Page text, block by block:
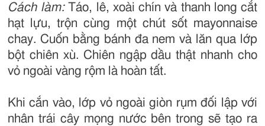
Cách làm:Táo, lê, xoài chín và thanh long cắt
hạt lựu, trộn cùng một chút sốt mayonnaise
chay. Cuốn bằng bánh đa nem và lăn qua lớp
bột chiên xù. Chiên ngập dầu thật nhanh cho
vỏ ngoài vàng rộm là hoàn tất.
Khi cắn vào, lớp vỏ ngoài giòn rụm đối lập với
nhân trái cây mọng nước bên trong sẽ tạo ra